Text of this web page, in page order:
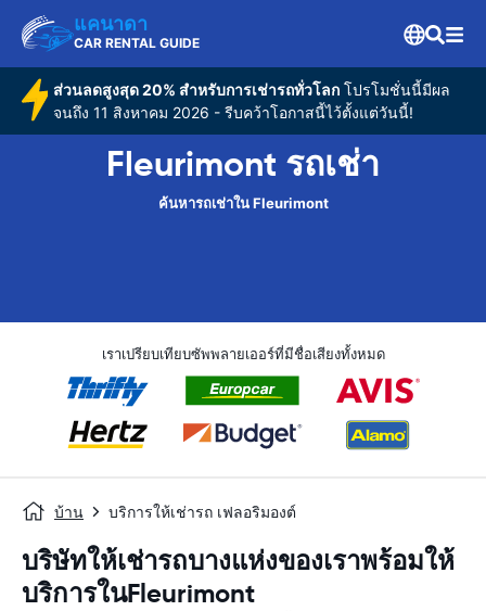
แคนาดา
CAR RENTAL GUIDE
ส่วนลดสูงสุด 20% สำหรับการเช่ารถทั่วโลกโปรโมชั่นนี้มีผล
จนถึง 11 สิงหาคม 2026 - รีบคว้าโอกาสนี้ไว้ตั้งแต่วันนี้!
Fleurimont รถเช่า
ค้นหารถเช่าใน Fleurimont
เราเปรียบเทียบซัพพลายเออร์ที่มีชื่อเสียงทั้งหมด
บ้าน บริการให้เช่ารถ เฟลอริมองต์
บริษัทให้เช่ารถบางแห่งของเราพร้อมให้
บริการในFleurimont